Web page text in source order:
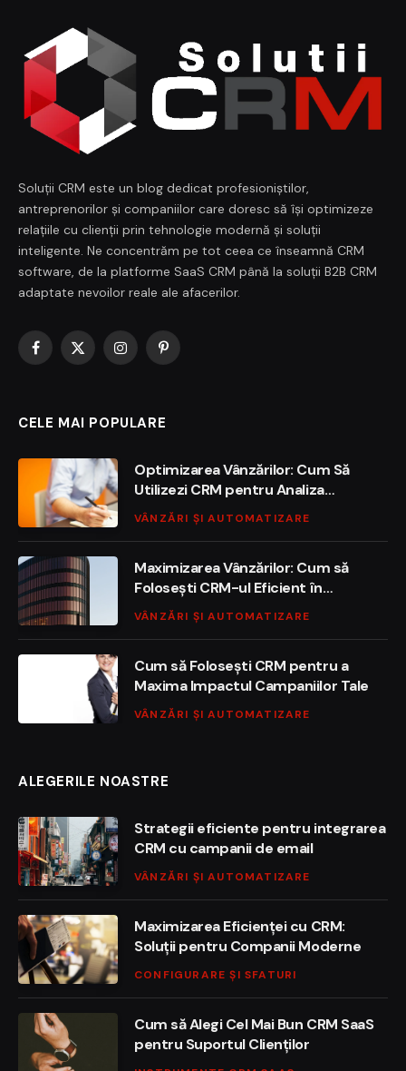
Soluții CRM este un blog dedicat profesioniștilor,
antreprenorilor și companiilor care doresc să își optimizeze
relațiile cu clienții prin tehnologie modernă și soluții
inteligente. Ne concentrăm pe tot ceea ce înseamnă CRM
software, de la platforme SaaS CRM până la soluții B2B CRM
adaptate nevoilor reale ale afacerilor.
Facebook
X
InstagramPinterest
CELE MAI POPULARE
Optimizarea Vânzărilor: Cum Să
Utilizezi CRM pentru Analiza
Performancei
VÂNZĂRI ȘI AUTOMATIZARE
Maximizarea Vânzărilor: Cum să
Folosești CRM-ul Eficient în
Strategie
VÂNZĂRI ȘI AUTOMATIZARE
Cum să Folosești CRM pentru a
Maxima Impactul Campaniilor Tale
VÂNZĂRI ȘI AUTOMATIZARE
ALEGERILE NOASTRE
Strategii eficiente pentru integrarea
CRM cu campanii de email
VÂNZĂRI ȘI AUTOMATIZARE
Maximizarea Eficienței cu CRM:
Soluții pentru Companii Moderne
CONFIGURARE ȘI SFATURI
Cum să Alegi Cel Mai Bun CRM SaaS
pentru Suportul Clienților